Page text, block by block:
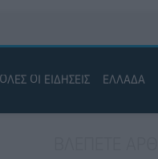
ΟΛΕΣ ΟΙ ΕΙΔΗΣΕΙΣ ΕΛΛΑΔΑ